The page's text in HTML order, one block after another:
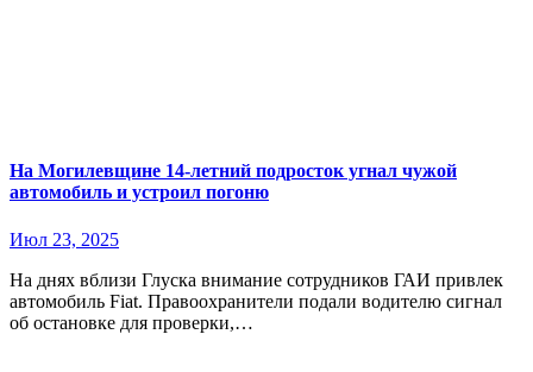
На Могилевщине 14-летний подросток угнал чужой
автомобиль и устроил погоню
Июл 23, 2025
На днях вблизи Глуска внимание сотрудников ГАИ привлек
автомобиль Fiat. Правоохранители подали водителю сигнал
об остановке для проверки,…